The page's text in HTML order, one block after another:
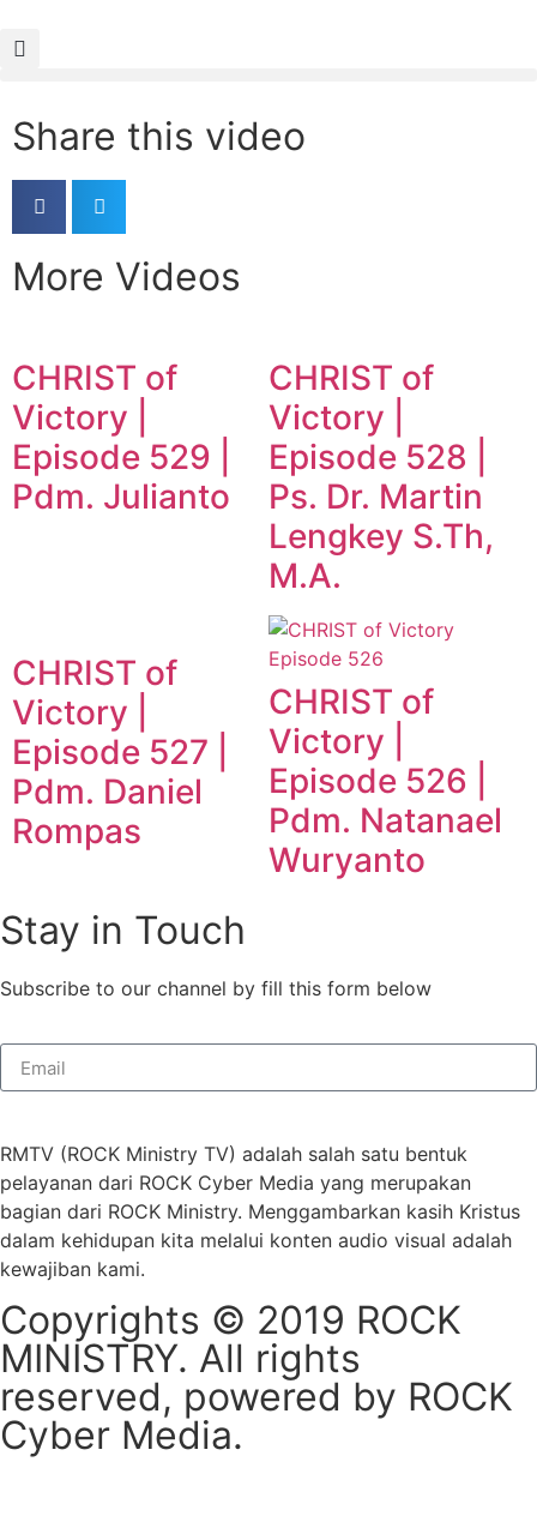
Share this video
More Videos
CHRIST of
Victory |
Episode 529 |
Pdm. Julianto
CHRIST of
Victory |
Episode 528 |
Ps. Dr. Martin
Lengkey S.Th,
M.A.
CHRIST of
Victory |
Episode 527 |
Pdm. Daniel
Rompas
CHRIST of
Victory |
Episode 526 |
Pdm. Natanael
Wuryanto
Stay in Touch
Subscribe to our channel by fill this form below
RMTV (ROCK Ministry TV) adalah salah satu bentuk
pelayanan dari ROCK Cyber Media yang merupakan
bagian dari ROCK Ministry. Menggambarkan kasih Kristus
dalam kehidupan kita melalui konten audio visual adalah
kewajiban kami.
Copyrights © 2019 ROCK
MINISTRY. All rights
reserved, powered by ROCK
Cyber Media.